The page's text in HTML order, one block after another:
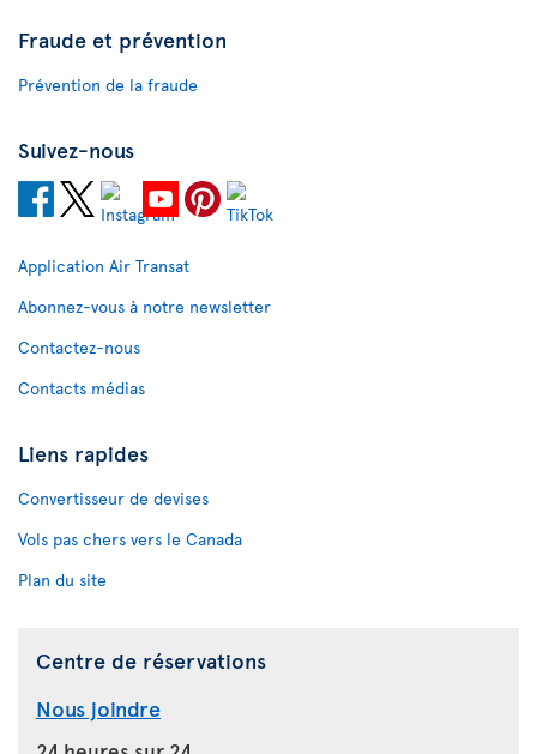
Fraude et prévention
Prévention de la fraude
Suivez-nous
Application Air Transat
Abonnez-vous à notre newsletter
Contactez-nous
Contacts médias
Liens rapides
Convertisseur de devises
Vols pas chers vers le Canada
Plan du site
Centre de réservations
Nous joindre